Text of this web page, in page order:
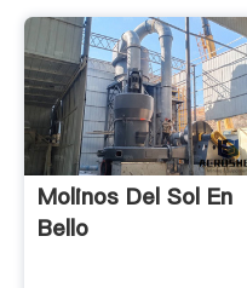
Molinos Del Sol En
Bello